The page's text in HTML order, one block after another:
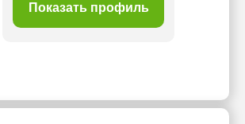
Показать профиль